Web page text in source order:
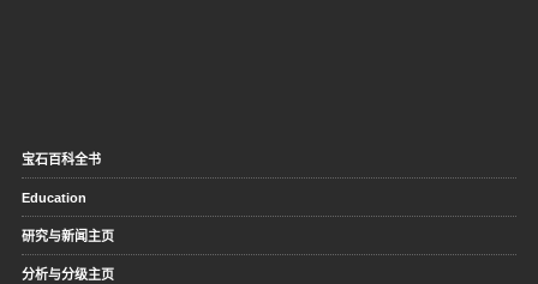
宝石百科全书
Education
研究与新闻主页
分析与分级主页